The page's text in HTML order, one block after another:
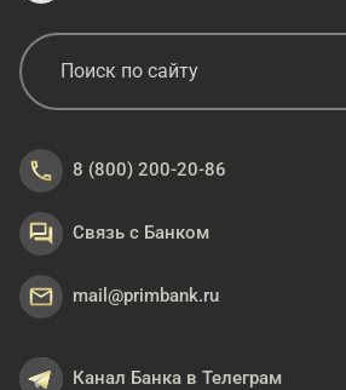
8 (800) 200-20-86
Связь с Банком
mail@primbank.ru
Канал Банка в Телеграм